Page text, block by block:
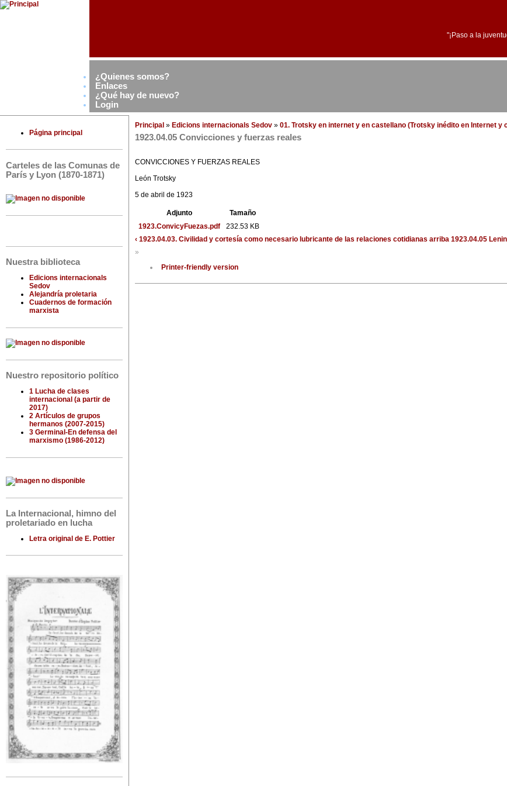
"¡Paso a la
¿Quienes somos?
Enlaces
¿Qué hay de nuevo?
Login
Página principal
Carteles de las Comunas de
París y Lyon (1870-1871)
Nuestra biblioteca
Edicions internacionals
Sedov
Alejandría proletaria
Cuadernos de formación
marxista
Nuestro repositorio político
1 Lucha de clases
internacional (a partir de
2017)
2 Artículos de grupos
hermanos (2007-2015)
3 Germinal-En defensa del
marxismo (1986-2012)
La Internacional, himno del
proletariado en lucha
Letra original de E. Pottier
Principal » Edicions internacionals Sedov » 01. Trotsky en internet y en castellano (Trotsky inédito en Internet y
1923.04.05 Convicciones y fuerzas reales
CONVICCIONES Y FUERZAS REALES
León Trotsky
5 de abril de 1923
Adjunto
Tamaño
1923.ConvicyFuezas.pdf
232.53 KB
‹ 1923.04.03. Civilidad y cortesía como necesario lubricante de las relaciones cotidianas arriba 1923.04.05
»
Printer-friendly version